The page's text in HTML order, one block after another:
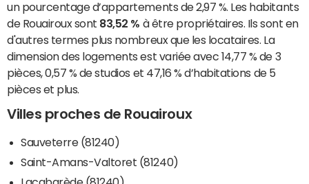
un pourcentage d’appartements de 2,97 %. Les habitants
de Rouairoux sont 83,52 % à être propriétaires. Ils sont en
d'autres termes plus nombreux que les locataires. La
dimension des logements est variée avec 14,77 % de 3
pièces, 0,57 % de studios et 47,16 % d’habitations de 5
pièces et plus.
Villes proches de Rouairoux
Sauveterre (81240)
Saint-Amans-Valtoret (81240)
Lacabarède (81240)